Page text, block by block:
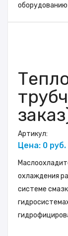
Артикул:
Цена: 0 руб.
охлаждения
системе
оборудованию